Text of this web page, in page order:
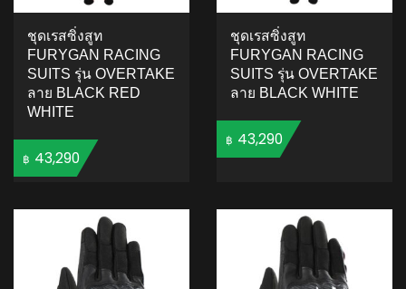
ชุดเรสซิ่งสูท
FURYGAN RACING
SUITS รุ่น OVERTAKE
ลาย BLACK RED
WHITE
฿ 43,290
ชุดเรสซิ่งสูท
FURYGAN RACING
SUITS รุ่น OVERTAKE
ลาย BLACK WHITE
฿ 43,290